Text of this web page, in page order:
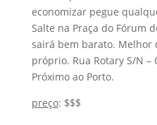
economizar pegue
Salte na Praça do Fórum
sairá bem barato. Melhor
próprio. Rua Rotary S/N –
Próximo ao Porto.
preço: $$$